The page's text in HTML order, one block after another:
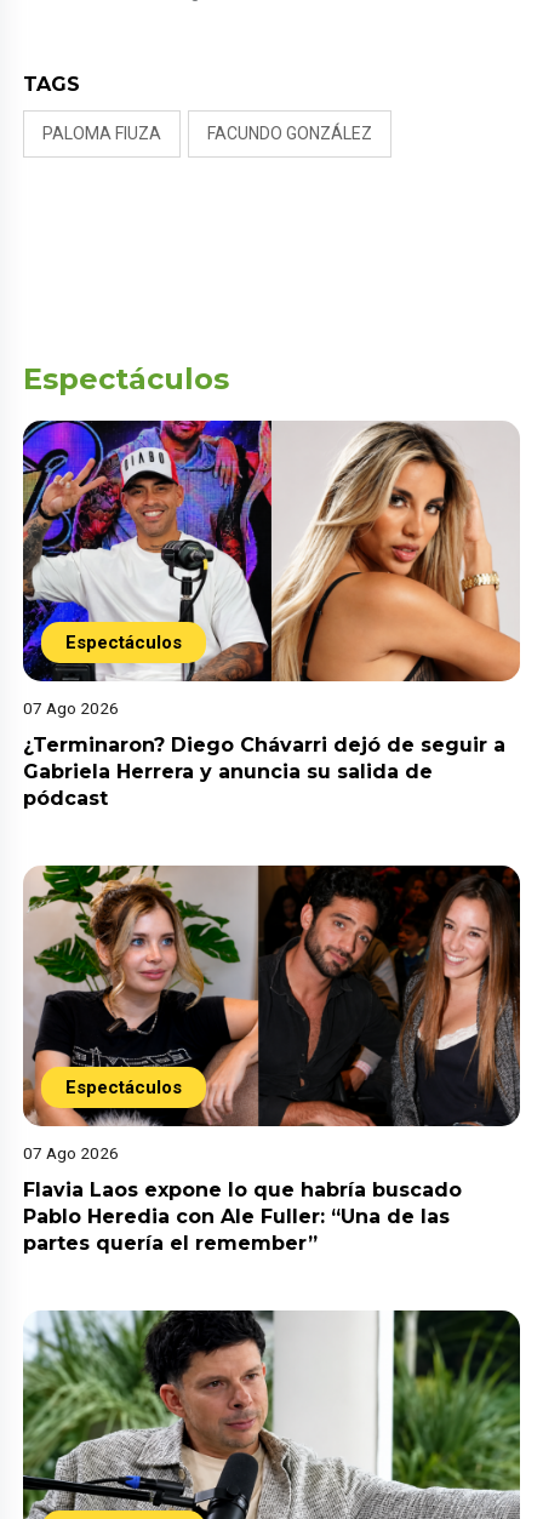
NALDY SALDAÑA
TAGS
PALOMA FIUZA FACUNDO GONZÁLEZ
Espectáculos
Espectáculos
07 Ago 2026
¿Terminaron? Diego Chávarri dejó de seguir a
Gabriela Herrera y anuncia su salida de
pódcast
Espectáculos
07 Ago 2026
Flavia Laos expone lo que habría buscado
Pablo Heredia con Ale Fuller: “Una de las
partes quería el remember”